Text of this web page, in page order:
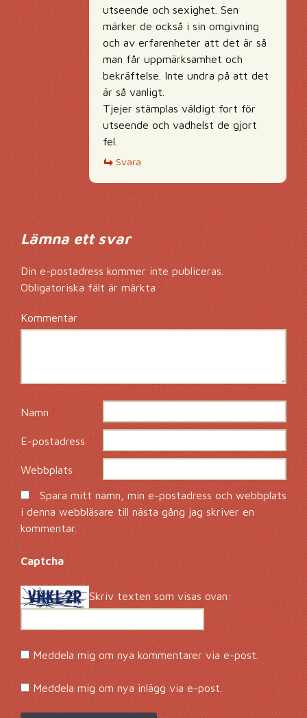
utseende och sexighet. Sen
märker de också i sin omgivning
och av erfarenheter att det är så
man får uppmärksamhet och
bekräftelse. Inte undra på att det
är så vanligt.
Tjejer stämplas väldigt fort för
utseende och vadhelst de gjort
fel.
Svara
Lämna ett svar
Din e-postadress kommer inte publiceras.
Obligatoriska fält är märkta*
Kommentar*
Namn*
E-postadress*
Webbplats
Spara mitt namn, min e-postadress och webbplats
i denna webbläsare till nästa gång jag skriver en
kommentar.
Captcha*
Skriv texten som visas ovan:
Meddela mig om nya kommentarer via e-post.
Meddela mig om nya inlägg via e-post.